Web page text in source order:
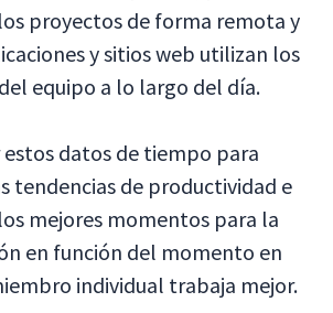
proyectos de forma remota y
y sitios web utilizan los
equipo a lo largo del día.
estos datos de tiempo para
tendencias de productividad e
mejores momentos para la
en función del momento en
individual trabaja mejor.